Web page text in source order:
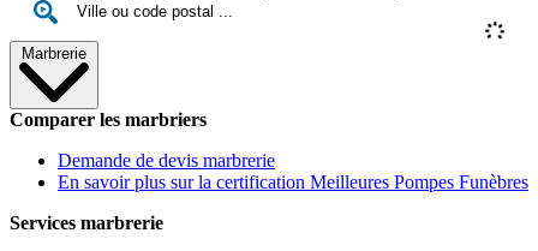
Marbrerie
Comparer les marbriers
Demande de devis marbrerie
En savoir plus sur la certification Meilleures Pompes Funèbres
Services marbrerie